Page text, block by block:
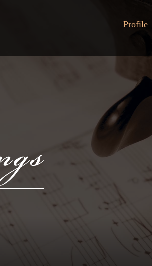
Profile